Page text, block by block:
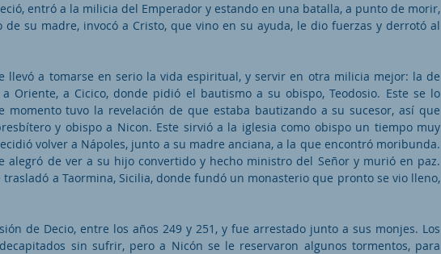
entró a la milicia del Emperador y estando en una batalla, a punto de morir,
de su madre, invocó a Cristo, que vino en su ayuda, le dio fuerzas y derrotó al
llevó a tomarse en serio la vida espiritual, y servir en otra milicia mejor: la de
a Oriente, a Cicico, donde pidió el bautismo a su obispo, Teodosio. Este se lo
momento tuvo la revelación de que estaba bautizando a su sucesor, así que
y obispo a Nicon. Este sirvió a la iglesia como obispo un tiempo muy
volver a Nápoles, junto a su madre anciana, a la que encontró moribunda.
alegró de ver a su hijo convertido y hecho ministro del Señor y murió en paz.
trasladó a Taormina, Sicilia, donde fundó un monasterio que pronto se vio lleno,
de Decio, entre los años 249 y 251, y fue arrestado junto a sus monjes. Los
sin sufrir, pero a Nicón se le reservaron algunos tormentos, para